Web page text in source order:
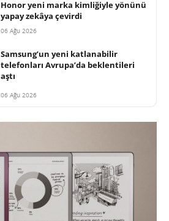
Honor yeni marka kimliğiyle yönünü
yapay zekâya çevirdi
06 Ağu 2026
Samsung’un yeni katlanabilir
telefonları Avrupa’da beklentileri
aştı
06 Ağu 2026